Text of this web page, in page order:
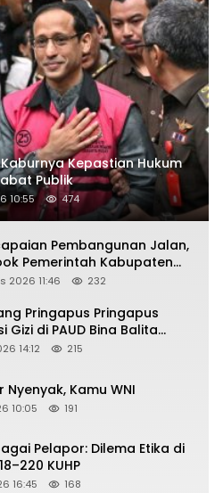
Kepastian Hukum
Publik
10:55 474
Pembangunan Jalan,
Pemerintah Kabupaten
Warganet
2026 11:46 232
Pringapus Pringapus
Gizi di PAUD Bina Balita
Anak Nasional 2026
14:12 215
Kamu WNI
10:05 191
Pelapor: Dilema Etika di
KUHP
16:45 168